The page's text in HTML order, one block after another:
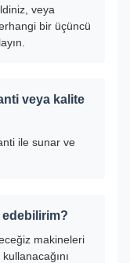
veya
bir üçüncü
veya kalite
ile sunar ve
edebilirim?
makineleri